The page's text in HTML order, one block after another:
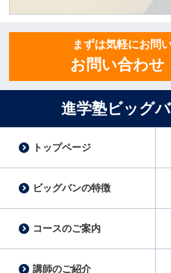
まずは気軽にお問
お問い合わせ
進学塾ビッグ
トップページ
ビッグバンの特徴
コースのご案内
講師のご紹介